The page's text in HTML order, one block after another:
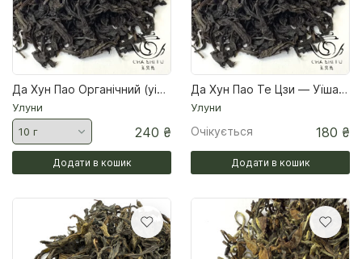
Да Хун Пао Органічний (уішанський улун)
Улуни
240 ₴
Додати в кошик
Да Хун Пао Те Цзи — Уїшаньський улун
Улуни
180 ₴
Очікується
Додати в кошик